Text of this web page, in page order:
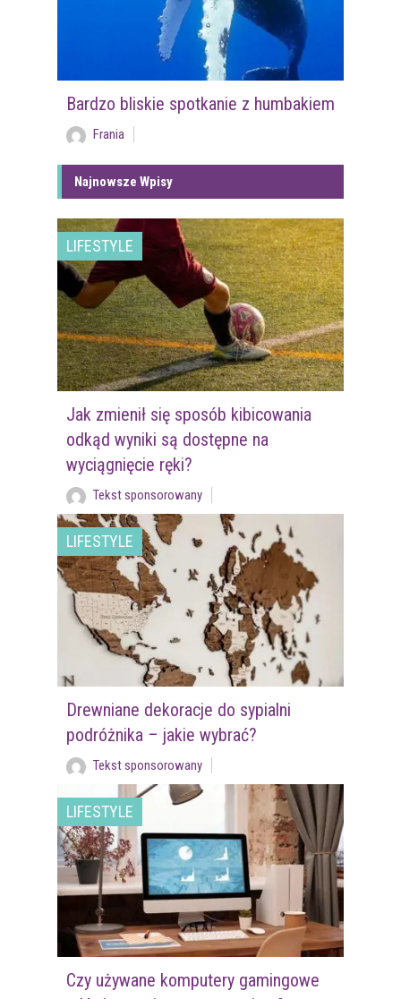
Bardzo bliskie spotkanie z humbakiem
Frania
Najnowsze Wpisy
LIFESTYLE
Jak zmienił się sposób kibicowania
odkąd wyniki są dostępne na
wyciągnięcie ręki?
Tekst sponsorowany
LIFESTYLE
Drewniane dekoracje do sypialni
podróżnika – jakie wybrać?
Tekst sponsorowany
LIFESTYLE
Czy używane komputery gamingowe